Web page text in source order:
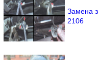
Замена
2106